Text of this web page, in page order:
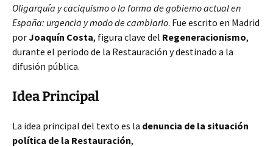
Oligarquía y caciquismo o la forma de gobierno actual en
España: urgencia y modo de cambiarlo. Fue escrito en Madrid
porJoaquín Costa, figura clave del Regeneracionismo,
durante el periodo de la Restauración y destinado a la
difusión pública.
Idea Principal
La idea principal del texto es la denuncia de la situación
política de la Restauración,